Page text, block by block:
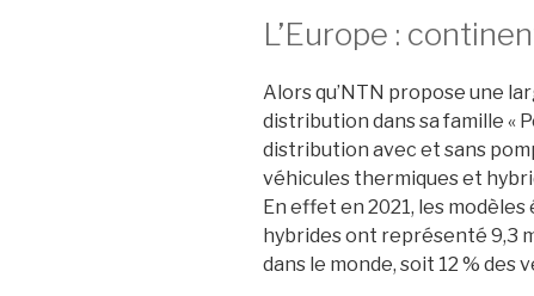
L’Europe :
Alors qu’NTN propose une
distribution dans sa famille «
distribution avec et sans
véhicules thermiques et
En effet en 2021, les modèles
hybrides ont représenté 9,3
dans le monde, soit 12 % des